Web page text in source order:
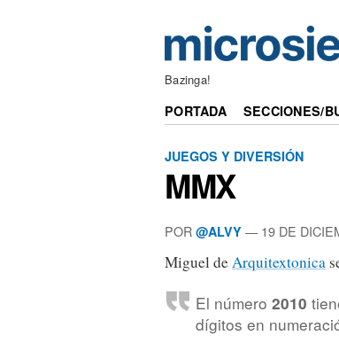
Bazinga!
PORTADA SECCIONES/
JUEGOS Y DIVERSIÓN
MMX
POR @ALVY — 19 DE
Miguel deArquitextonica
El número 2010
dígitos en